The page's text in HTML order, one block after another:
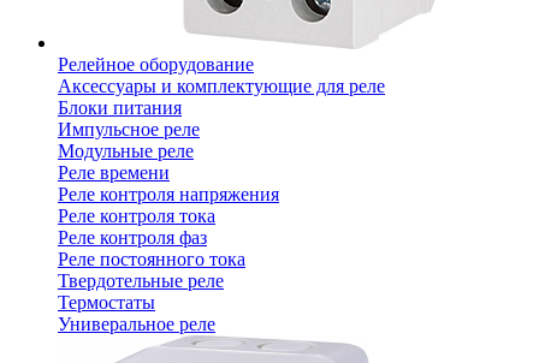
Релейное оборудование
Аксессуары и комплектующие для реле
Блоки питания
Импульсное реле
Модульные реле
Реле времени
Реле контроля напряжения
Реле контроля тока
Реле контроля фаз
Реле постоянного тока
Твердотельные реле
Термостаты
Универальное реле